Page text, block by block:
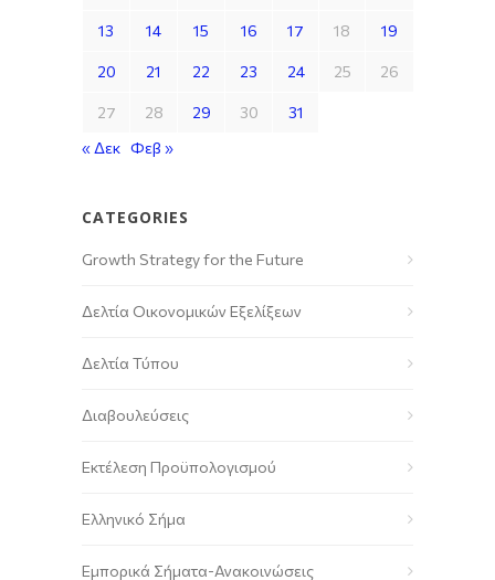
13 14 15 16 17 18 19
20 21 22 23 24 25 26
27 28 29 30
31
« Δεκ Φεβ »
CATEGORIES
Growth Strategy for the Future
Δελτία Οικονομικών Εξελίξεων
Δελτία Τύπου
Διαβουλεύσεις
Εκτέλεση Προϋπολογισμού
Ελληνικό Σήμα
Εμπορικά Σήματα-Ανακοινώσεις